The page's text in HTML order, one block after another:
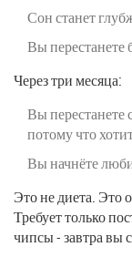
Сон станет
Вы перестанете
Через три месяца:
Вы перестанете
потому что
Вы начнёте
Это не диета. Это
Требует только
чипсы - завтра вы